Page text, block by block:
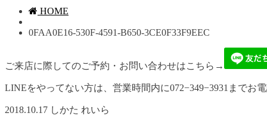
HOME
0FAA0E16-530F-4591-B650-3CE0F33F9EEC
ご来店に際してのご予約・お問い合わせはこちら→
LINEをやってない方は、営業時間内に072−349−3931までお
2018.10.17 しかた れいら